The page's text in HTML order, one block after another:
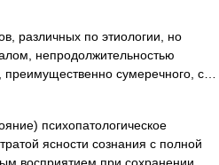
различных по этиологии, но
непродолжительностью
преимущественно сумеречного, с…
психопатологическое
ясности сознания с полной